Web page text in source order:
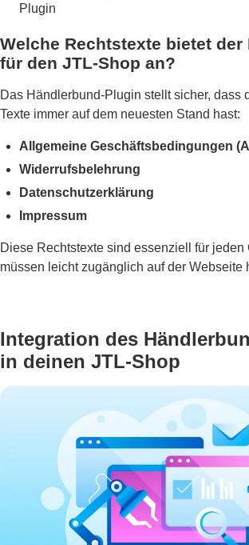
Plugin
Welche Rechtstexte bietet der
für den JTL-Shop an?
Das Händlerbund-Plugin stellt sicher, dass
Texte immer auf dem neuesten Stand hast:
Allgemeine Geschäftsbedingungen
Widerrufsbelehrung
Datenschutzerklärung
Impressum
Diese Rechtstexte sind essenziell für jeden
müssen leicht zugänglich auf der Webseite
Integration des
in deinen JTL-Shop